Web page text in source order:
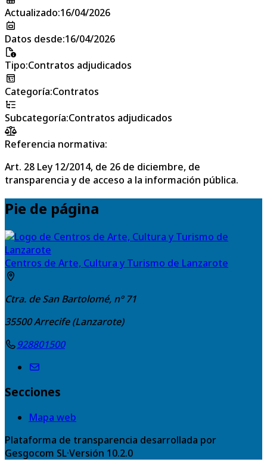
Actualizado:16/04/2026
Datos desde:16/04/2026
Tipo:Contratos adjudicados
Categoría:Contratos
Subcategoría:Contratos adjudicados
Referencia normativa:
Art. 28 Ley 12/2014, de 26 de diciembre, de
transparencia y de acceso a la información pública.
Pie de página
Centros de Arte, Cultura y Turismo de Lanzarote
Ctra. de San Bartolomé, nº 71
35500Arrecife (Lanzarote)
928801500
Secciones
Mapa web
Plataforma de transparencia desarrollada por
Gesgocom SL·Versión 10.2.0